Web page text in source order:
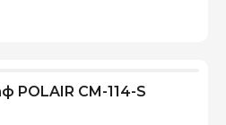
CM-114-S